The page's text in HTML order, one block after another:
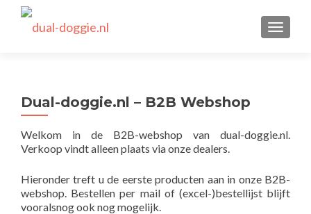
Dual-doggie.nl – B2B Webshop
Welkom in de B2B-webshop van dual-doggie.nl.
Verkoop vindt alleen plaats via onze dealers.
Hieronder treft u de eerste producten aan in onze B2B-
webshop. Bestellen per mail of (excel-)bestellijst blijft
vooralsnog ook nog mogelijk.